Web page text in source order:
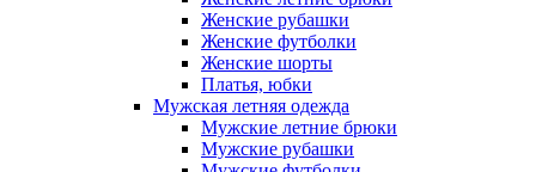
Женские рубашки
Женские футболки
Женские шорты
Платья, юбки
Мужская летняя одежда
Мужские летние брюки
Мужские рубашки